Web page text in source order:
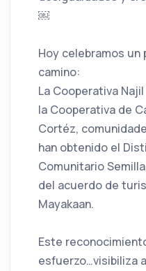
￼
Hoy celebramos
camino:
La Cooperativa
la Cooperativa de
Cortéz,
han obtenido el
Comunitario
del acuerdo de
Mayakaan.
Este
esfuerzo…visibiliza